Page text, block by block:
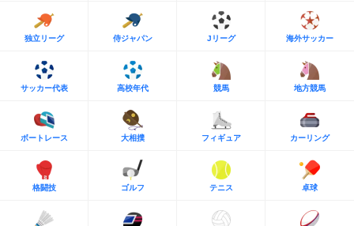
独立リーグ 侍ジャパン Jリーグ 海外サッカー
サッカー代表 高校年代 競馬 地方競馬
ボートレース 大相撲 フィギュア カーリング
格闘技 ゴルフ テニス 卓球